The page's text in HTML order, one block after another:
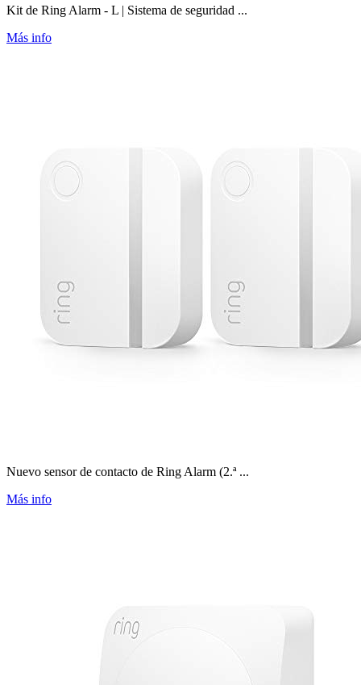
Kit de Ring Alarm - L | Sistema de seguridad ...
Más info
Nuevo sensor de contacto de Ring Alarm (2.ª ...
Más info